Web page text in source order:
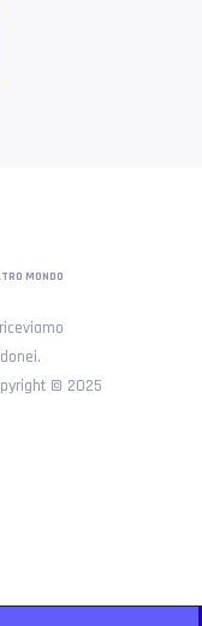
MONDO
© 2025